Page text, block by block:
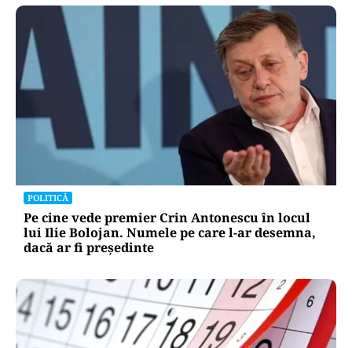
POLITICĂ
Pe cine vede premier Crin Antonescu în locul
lui Ilie Bolojan. Numele pe care l-ar desemna,
dacă ar fi președinte